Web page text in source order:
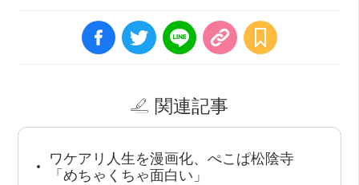
関連記事
ワケアリ人生を漫画化、ぺこぱ松陰寺
「めちゃくちゃ面白い」